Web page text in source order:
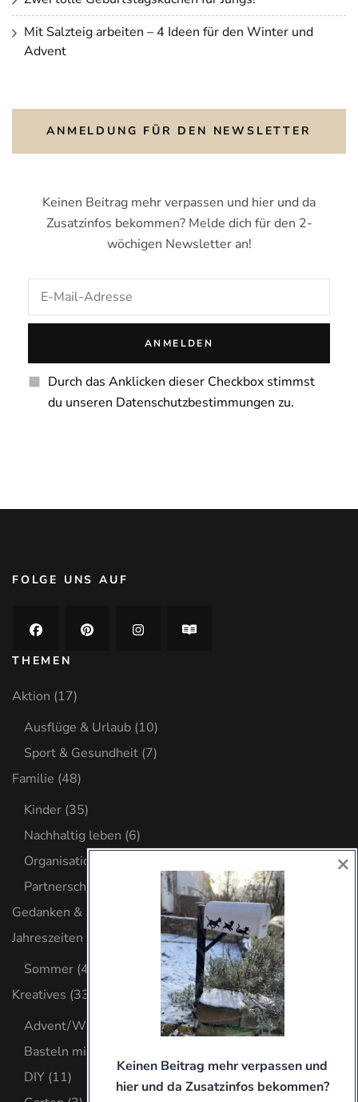
Mit Salzteig arbeiten – 4 Ideen für den Winter und
Advent
ANMELDUNG FÜR DEN NEWSLETTER
Keinen Beitrag mehr verpassen und hier und da
Zusatzinfos bekommen? Melde dich für den 2-
wöchigen Newsletter an!
Durch das Anklicken dieser Checkbox stimmst
du unseren Datenschutzbestimmungen zu.
FOLGE UNS AUF
THEMEN
Aktion (17)
Ausflüge & Urlaub (10)
Sport & Gesundheit (7)
Familie (48)
Kinder (35)
Nachhaltig leben (6)
Organisation
Partnerschaft
Gedanken & Glaube
Jahreszeiten
Sommer (4)
Kreatives (33)
Advent/Weihnachten
(8)
Basteln mit Kind
DIY (11)
Keinen Beitrag mehr verpassen und
hier und da Zusatzinfos bekommen?
×